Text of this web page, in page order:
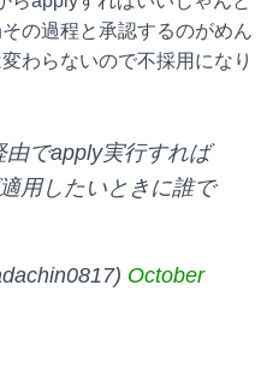
の過程と承認するのがめん
わらないので不採用になり
由でapply実行すれば
用したいときに誰で
October